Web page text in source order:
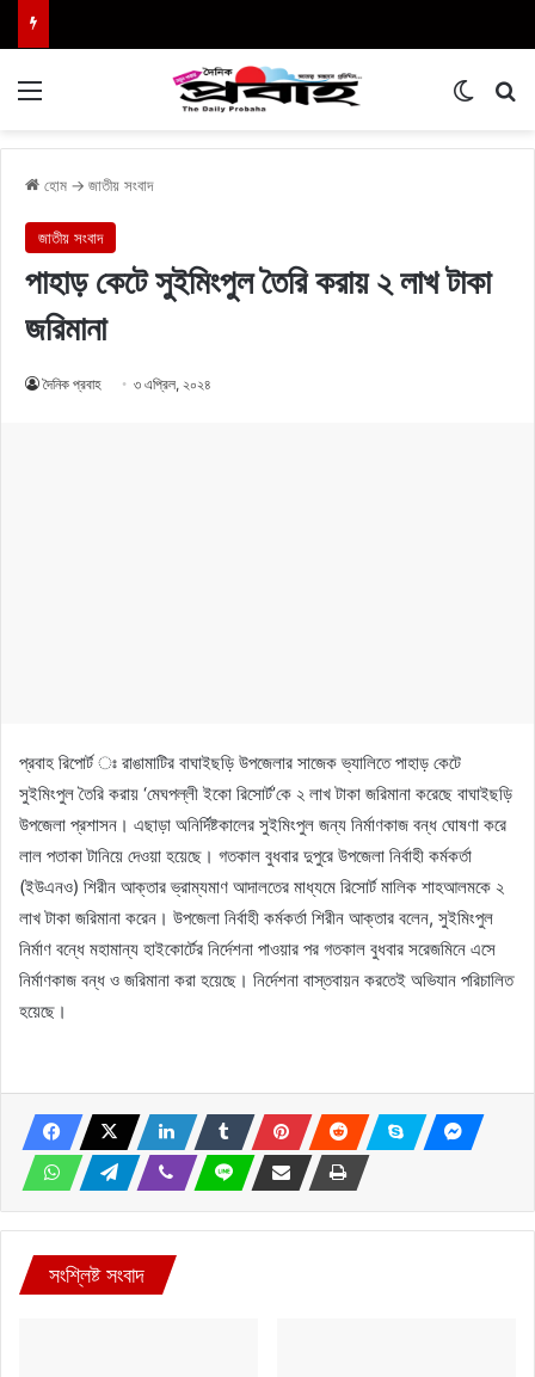
হোম → জাতীয় সংবাদ
জাতীয় সংবাদ
পাহাড় কেটে সুইমিংপুল তৈরি করায় ২ লাখ টাকা
জরিমানা
দৈনিক প্রবাহ ৩ এপ্রিল, ২০২৪
প্রবাহ রিপোর্ট ঃ রাঙামাটির বাঘাইছড়ি উপজেলার সাজেক ভ্যালিতে পাহাড় কেটে
সুইমিংপুল তৈরি করায় ‘মেঘপল্লী ইকো রিসোর্ট’কে ২ লাখ টাকা জরিমানা করেছে বাঘাইছড়ি
উপজেলা প্রশাসন। এছাড়া অনির্দিষ্টকালের সুইমিংপুল জন্য নির্মাণকাজ বন্ধ ঘোষণা করে
লাল পতাকা টানিয়ে দেওয়া হয়েছে। গতকাল বুধবার দুপুরে উপজেলা নির্বাহী কর্মকর্তা
(ইউএনও) শিরীন আক্তার ভ্রাম্যমাণ আদালতের মাধ্যমে রিসোর্ট মালিক শাহআলমকে ২
লাখ টাকা জরিমানা করেন। উপজেলা নির্বাহী কর্মকর্তা শিরীন আক্তার বলেন, সুইমিংপুল
নির্মাণ বন্ধে মহামান্য হাইকোর্টের নির্দেশনা পাওয়ার পর গতকাল বুধবার সরেজমিনে এসে
নির্মাণকাজ বন্ধ ও জরিমানা করা হয়েছে। নির্দেশনা বাস্তবায়ন করতেই অভিযান পরিচালিত
হয়েছে।
সংশ্লিষ্ট সংবাদ